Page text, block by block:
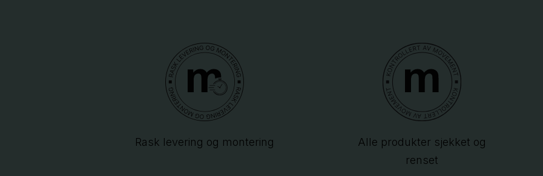
Rask levering og montering
Alle produkter sjekket og
renset